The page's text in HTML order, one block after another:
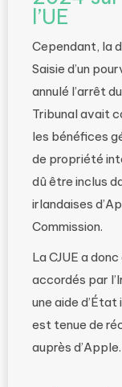
l’UE
Cependant, la
Saisie d’un
annulé l’arrêt
Tribunal avait
les bénéfices
de propriété
dû être inclus
irlandaises
Commission.
La CJUE a
accordés par
une aide d’État
est tenue de
auprès d’Apple.